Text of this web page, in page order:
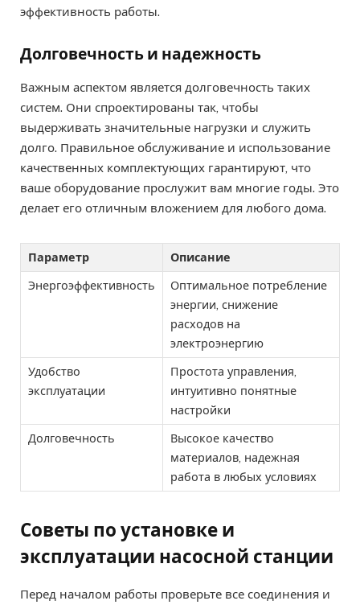
эффективность работы.
Долговечность и надежность
Важным аспектом является долговечность таких
систем. Они спроектированы так, чтобы
выдерживать значительные нагрузки и служить
долго. Правильное обслуживание и использование
качественных комплектующих гарантируют, что
ваше оборудование прослужит вам многие годы. Это
делает его отличным вложением для любого дома.
Параметр Описание
Энергоэффективность
Оптимальное потребление
энергии, снижение
расходов на
электроэнергию
Удобство
эксплуатации
Простота управления,
интуитивно понятные
настройки
Долговечность
Высокое качество
материалов, надежная
работа в любых условиях
Советы по установке и
эксплуатации насосной станции
Перед началом работы проверьте все соединения и